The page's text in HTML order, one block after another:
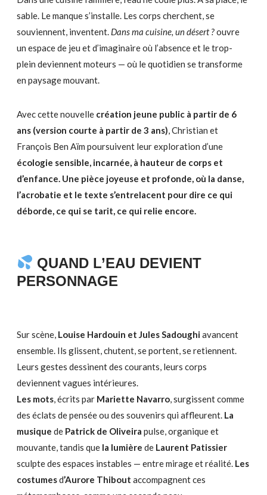
sable. Le manque s’installe. Les corps cherchent, se
souviennent, inventent. Dans ma cuisine, un désert ?ouvre
un espace de jeu et d’imaginaire où l’absence et le trop-
plein deviennent moteurs — où le quotidien se transforme
en paysage mouvant.
Avec cette nouvelle création jeune public à partir de 6
ans (version courte à partir de 3 ans), Christian et
François Ben Aïm poursuivent leur exploration d’une
écologie sensible, incarnée, à hauteur de corps et
d’enfance. Une pièce joyeuse et profonde, où la danse,
l’acrobatie et le texte s’entrelacent pour dire ce qui
déborde, ce qui se tarit, ce qui relie encore.
QUAND L’EAU DEVIENT
PERSONNAGE
Sur scène, Louise Hardouin et Jules Sadoughiavancent
ensemble. Ils glissent, chutent, se portent, se retiennent.
Leurs gestes dessinent des courants, leurs corps
deviennent vagues intérieures.
Les mots, écrits par Mariette Navarro, surgissent comme
des éclats de pensée ou des souvenirs qui affleurent. La
musique de Patrick de Oliveira pulse, organique et
mouvante, tandis que la lumière de Laurent Patissier
sculpte des espaces instables — entre mirage et réalité. Les
costumesd’Aurore Thibout accompagnent ces